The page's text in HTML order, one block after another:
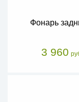
Фонарь
3 960